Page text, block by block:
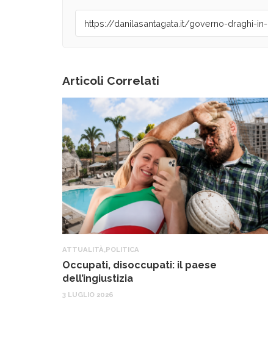
Articoli Correlati
ATTUALITÀ POLITICA
Occupati, disoccupati: il paese
dell’ingiustizia
3 LUGLIO 2026